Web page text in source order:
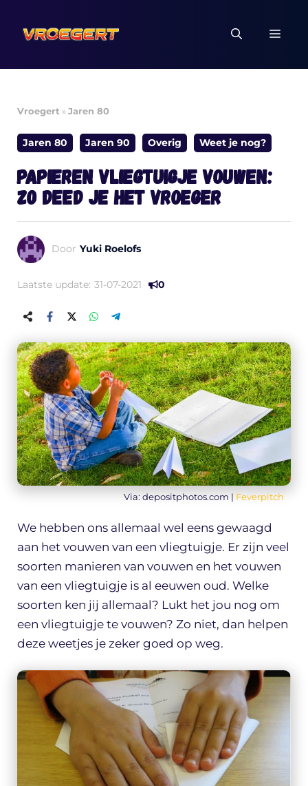
naar
inhoud
Vroegert »Jaren 80
Jaren 80 Jaren 90 Overig Weet je nog?
Papieren vliegtuigje vouwen:
zo deed je het vroeger
Door Yuki Roelofs
Laatste update: 31-07-2021 0
Via: depositphotos.com | Feverpitch
We hebben ons allemaal wel eens gewaagd
aan het vouwen van een vliegtuigje. Er zijn veel
soorten manieren van vouwen en het vouwen
van een vliegtuigje is al eeuwen oud. Welke
soorten ken jij allemaal? Lukt het jou nog om
een vliegtuigje te vouwen? Zo niet, dan helpen
deze weetjes je zeker goed op weg.